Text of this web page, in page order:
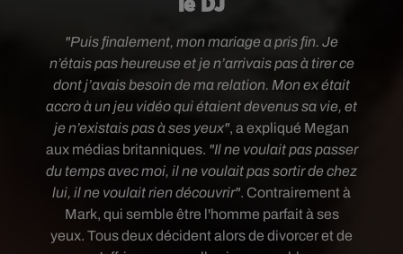
le DJ
"Puis finalement, mon mariage a pris fin. Je
n’étais pas heureuse et je n’arrivais pas à tirer ce
dont j’avais besoin de ma relation. Mon ex était
accro à un jeu vidéo qui étaient devenus sa vie, et
je n’existais pas à ses yeux", a expliqué Megan
aux médias britanniques. "Il ne voulait pas passer
du temps avec moi, il ne voulait pas sortir de chez
lui, il ne voulait rien découvrir". Contrairement à
Mark, qui semble être l'homme parfait à ses
yeux. Tous deux décident alors de divorcer et de